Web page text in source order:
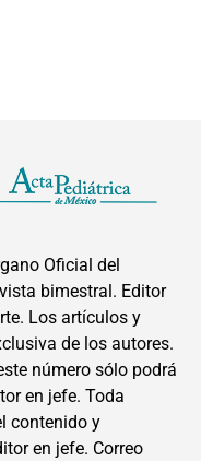
Oficial del
bimestral. Editor
Los artículos y
de los autores.
número sólo podrá
en jefe. Toda
contenido y
en jefe. Correo